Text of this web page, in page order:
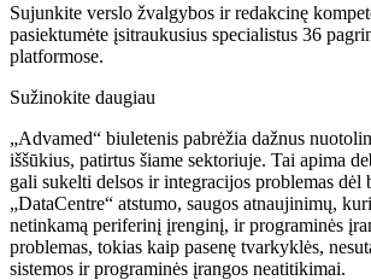
Sujunkite verslo žvalgybos ir redakcinę
pasiektumėte įsitraukusius specialistus 36
platformose.
Sužinokite daugiau
„Advamed“ biuletenis pabrėžia dažnus
iššūkius, patirtus šiame sektoriuje. Tai apima
gali sukelti delsos ir integracijos problemas dėl
„DataCentre“ atstumo, saugos atnaujinimų,
netinkamą periferinį įrenginį, ir programinės
problemas, tokias kaip pasenę tvarkyklės,
sistemos ir programinės įrangos neatitikimai.